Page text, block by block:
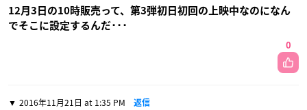
12月3日の10時販売って、第3弾初日初回の上映中なのになん
でそこに設定するんだ･･･
0
2016年11月21日 at 1:35 PM 返信